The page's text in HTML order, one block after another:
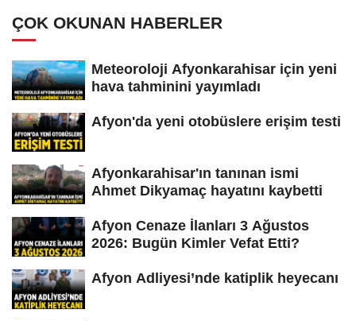
ÇOK OKUNAN HABERLER
Meteoroloji Afyonkarahisar için yeni
hava tahminini yayımladı
Afyon'da yeni otobüslere erişim testi
Afyonkarahisar'ın tanınan ismi
Ahmet Dikyamaç hayatını kaybetti
Afyon Cenaze İlanları 3 Ağustos
2026: Bugün Kimler Vefat Etti?
Afyon Adliyesi’nde katiplik heyecanı